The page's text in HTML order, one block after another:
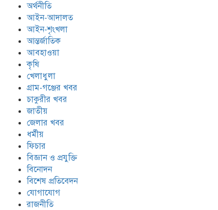
অর্থনীতি
আইন-আদালত
আইন-শৃংখলা
আন্তর্জাতিক
আবহাওয়া
কৃষি
খেলাধুলা
গ্রাম-গঞ্জের খবর
চাকুরীর খবর
জাতীয়
জেলার খবর
ধর্মীয়
ফিচার
বিজ্ঞান ও প্রযুক্তি
বিনোদন
বিশেষ প্রতিবেদন
যোগাযোগ
রাজনীতি